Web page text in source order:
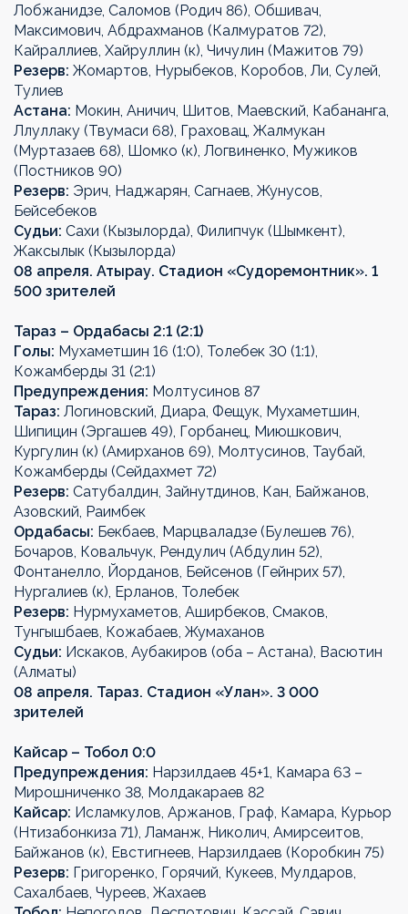
Лобжанидзе, Саломов (Родич 86), Обшивач,
Максимович, Абдрахманов (Калмуратов 72),
Кайраллиев, Хайруллин (к), Чичулин (Мажитов 79)
Резерв: Жомартов, Нурыбеков, Коробов, Ли, Сулей,
Тулиев
Астана: Мокин, Аничич, Шитов, Маевский, Кабананга,
Ллуллаку (Твумаси 68), Граховац, Жалмукан
(Муртазаев 68), Шомко (к), Логвиненко, Мужиков
(Постников 90)
Резерв: Эрич, Наджарян, Сагнаев, Жунусов,
Бейсебеков
Судьи: Сахи (Кызылорда), Филипчук (Шымкент),
Жаксылык (Кызылорда)
08 апреля. Атырау. Стадион «Судоремонтник». 1
500 зрителей
Тараз – Ордабасы 2:1 (2:1)
Голы: Мухаметшин 16 (1:0), Толебек 30 (1:1),
Кожамберды 31 (2:1)
Предупреждения: Молтусинов 87
Тараз: Логиновский, Диара, Фещук, Мухаметшин,
Шипицин (Эргашев 49), Горбанец, Миюшкович,
Кургулин (к) (Амирханов 69), Молтусинов, Таубай,
Кожамберды (Сейдахмет 72)
Резерв: Сатубалдин, Зайнутдинов, Кан, Байжанов,
Азовский, Раимбек
Ордабасы: Бекбаев, Марцваладзе (Булешев 76),
Бочаров, Ковальчук, Рендулич (Абдулин 52),
Фонтанелло, Йорданов, Бейсенов (Гейнрих 57),
Нургалиев (к), Ерланов, Толебек
Резерв: Нурмухаметов, Аширбеков, Смаков,
Тунгышбаев, Кожабаев, Жумаханов
Судьи: Искаков, Аубакиров (оба – Астана), Васютин
(Алматы)
08 апреля. Тараз. Стадион «Улан». 3 000
зрителей
Кайсар – Тобол 0:0
Предупреждения: Нарзилдаев 45+1, Камара 63 –
Мирошниченко 38, Молдакараев 82
Кайсар: Исламкулов, Аржанов, Граф, Камара, Курьор
(Нтизабонкиза 71), Ламанж, Николич, Амирсеитов,
Байжанов (к), Евстигнеев, Нарзилдаев (Коробкин 75)
Резерв: Григоренко, Горячий, Кукеев, Мулдаров,
Сахалбаев, Чуреев, Жахаев